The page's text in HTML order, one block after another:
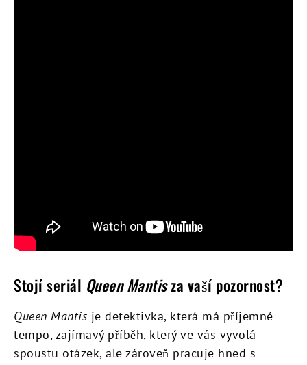
Stojí seriál Queen Mantisza vaší pozornost?
Queen Mantis je detektivka, která má příjemné
tempo, zajímavý příběh, který ve vás vyvolá
spoustu otázek, ale zároveň pracuje hned s